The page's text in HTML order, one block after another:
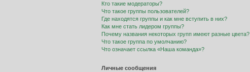
Кто такие модераторы?
Что такое группы пользователей?
Где находятся группы и как мне вступить в них?
Как мне стать лидером группы?
Почему названия некоторых групп имеют разные цвета?
Что такое группа по умолчанию?
Что означает ссылка «Наша команда»?
Личные сообщения